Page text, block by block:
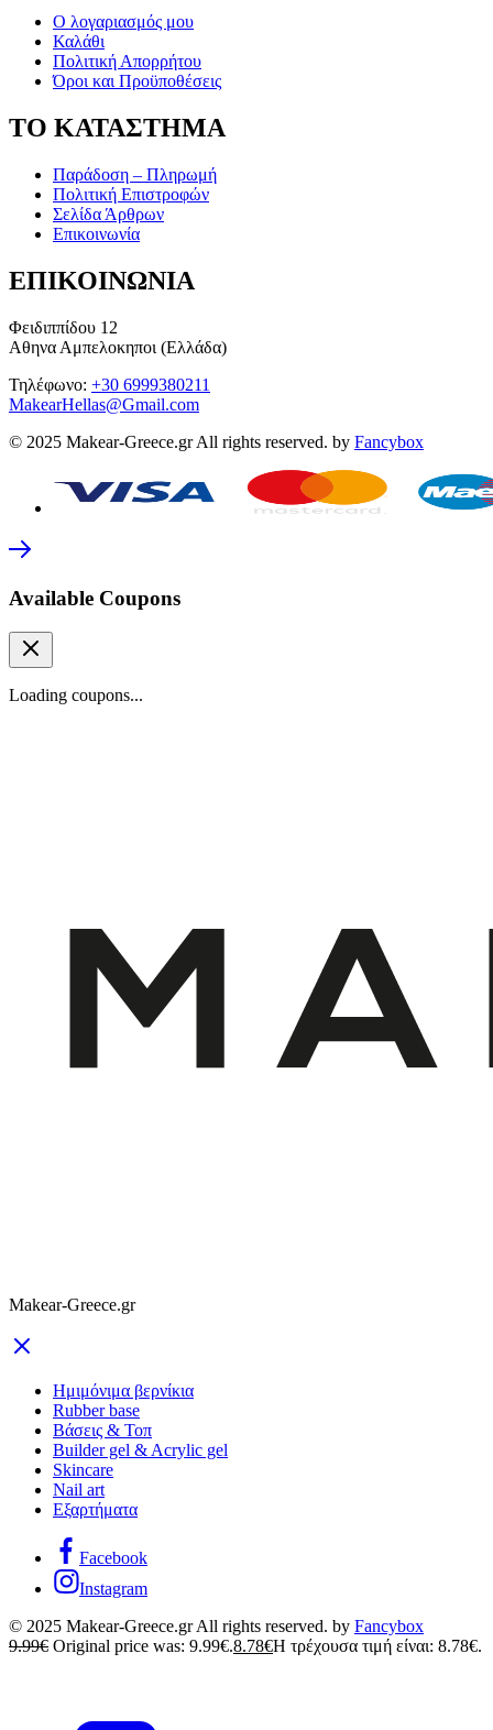
Ο λογαριασμός μου
Καλάθι
Πολιτική Απορρήτου
Όροι και Προϋποθέσεις
ΤΟ ΚΑΤΑΣΤΗΜΑ
Παράδοση – Πληρωμή
Πολιτική Επιστροφών
Σελίδα Άρθρων
Επικοινωνία
ΕΠΙΚΟΙΝΩΝΙΑ
Φειδιππίδου 12
Αθηνα Αμπελοκηποι (Ελλάδα)
Τηλέφωνο: +30 6999380211
MakearHellas@Gmail.com
© 2025 Makear-Greece.gr All rights reserved. by Fancybox
Available Coupons
Loading coupons...
Makear-Greece.gr
Ημιμόνιμα βερνίκια
Rubber base
Βάσεις & Τοπ
Builder gel & Acrylic gel
Skincare
Nail art
Εξαρτήματα
Facebook
Instagram
© 2025 Makear-Greece.gr All rights reserved. by Fancybox
9.99€ Original price was: 9.99€.8.78€Η τρέχουσα τιμή είναι: 8.78€.